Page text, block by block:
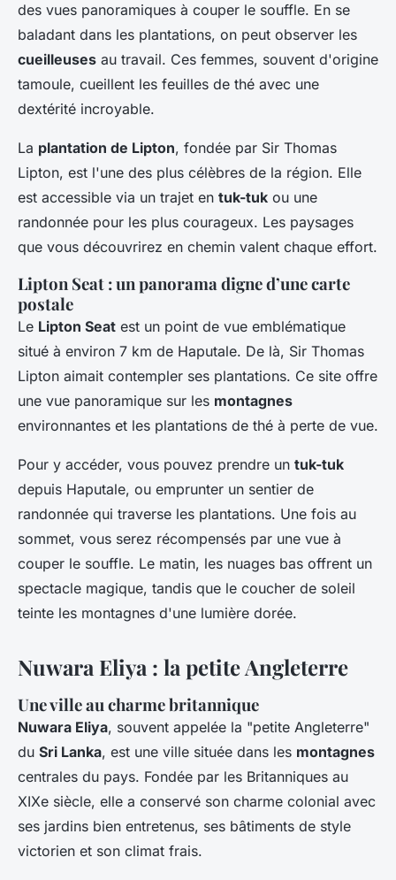
des vues panoramiques à couper le souffle. En se
baladant dans les plantations, on peut observer les
cueilleuses au travail. Ces femmes, souvent d'origine
tamoule, cueillent les feuilles de thé avec une
dextérité incroyable.
La plantation de Lipton, fondée par Sir Thomas
Lipton, est l'une des plus célèbres de la région. Elle
est accessible via un trajet en tuk-tuk ou une
randonnée pour les plus courageux. Les paysages
que vous découvrirez en chemin valent chaque effort.
Lipton Seat : un panorama digne d’une carte
postale
Le Lipton Seat est un point de vue emblématique
situé à environ 7 km de Haputale. De là, Sir Thomas
Lipton aimait contempler ses plantations. Ce site offre
une vue panoramique sur les montagnes
environnantes et les plantations de thé à perte de vue.
Pour y accéder, vous pouvez prendre un tuk-tuk
depuis Haputale, ou emprunter un sentier de
randonnée qui traverse les plantations. Une fois au
sommet, vous serez récompensés par une vue à
couper le souffle. Le matin, les nuages bas offrent un
spectacle magique, tandis que le coucher de soleil
teinte les montagnes d'une lumière dorée.
Nuwara Eliya : la petite Angleterre
Une ville au charme britannique
Nuwara Eliya, souvent appelée la "petite Angleterre"
du Sri Lanka, est une ville située dans les montagnes
centrales du pays. Fondée par les Britanniques au
XIXe siècle, elle a conservé son charme colonial avec
ses jardins bien entretenus, ses bâtiments de style
victorien et son climat frais.